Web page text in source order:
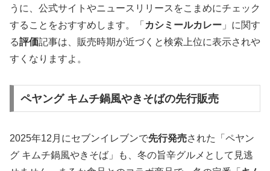
うに、公式サイトやニュースリリースをこまめにチェック
することをおすすめします。「 カシミールカレー 」に関す
る評価記事は、販売時期が近づくと検索上位に表示されや
すくなりますよ。
ペヤング キムチ鍋風やきそばの先行販売
2025年12月にセブンイレブンで先行発売された「ペヤン
グ キムチ鍋風やきそば」も、冬の旨辛グルメとして見逃